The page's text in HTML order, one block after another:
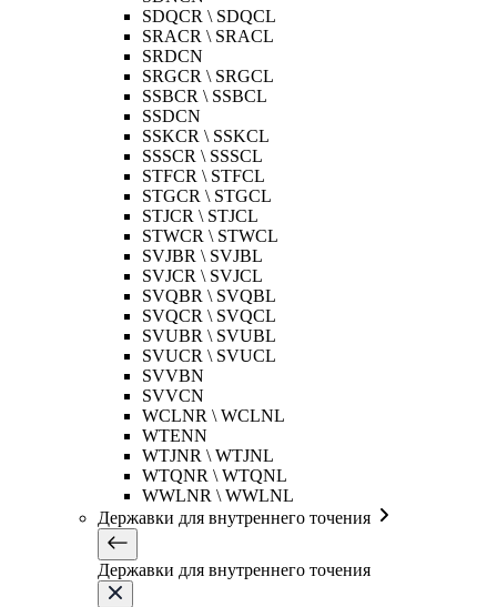
SDQCR \ SDQCL
SRACR \ SRACL
SRDCN
SRGCR \ SRGCL
SSBCR \ SSBCL
SSDCN
SSKCR \ SSKCL
SSSCR \ SSSCL
STFCR \ STFCL
STGCR \ STGCL
STJCR \ STJCL
STWCR \ STWCL
SVJBR \ SVJBL
SVJCR \ SVJCL
SVQBR \ SVQBL
SVQCR \ SVQCL
SVUBR \ SVUBL
SVUCR \ SVUCL
SVVBN
SVVCN
WCLNR \ WCLNL
WTENN
WTJNR \ WTJNL
WTQNR \ WTQNL
WWLNR \ WWLNL
Державки для внутреннего точения
Державки для внутреннего точения